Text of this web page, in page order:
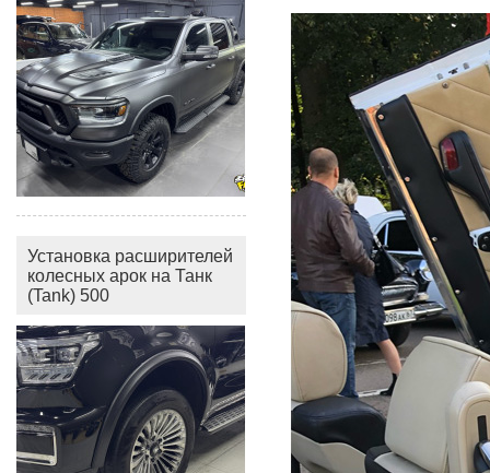
Установка расширителей
колесных арок на Танк
(Tank) 500